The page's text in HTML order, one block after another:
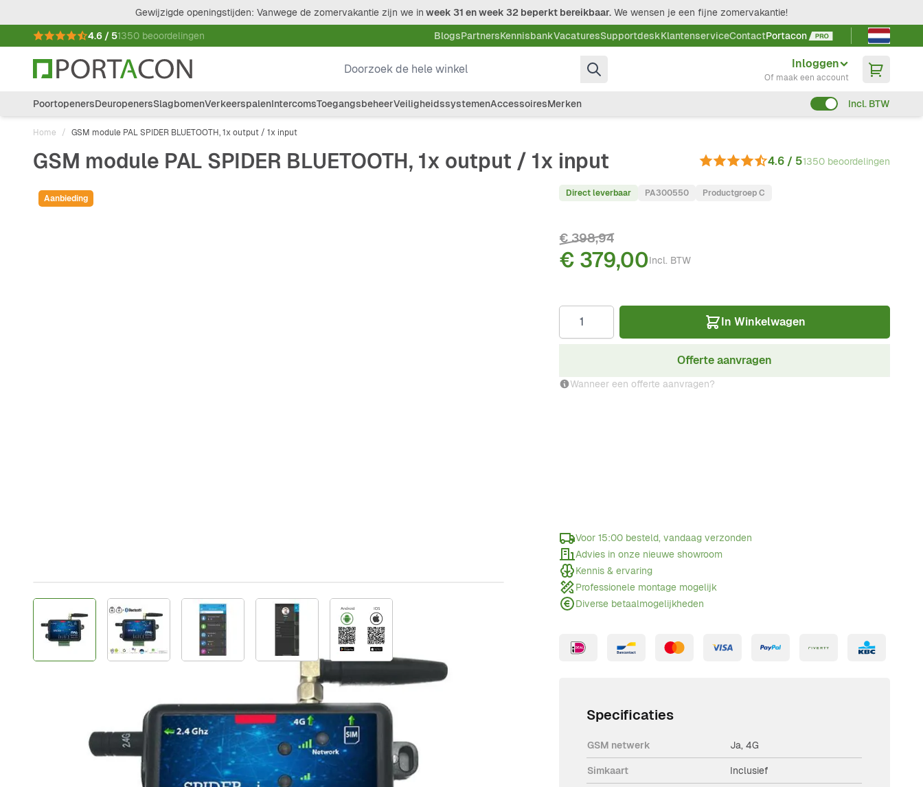
Gewijzigde openingstijden: Vanwege de zomervakantie zijn we in week 31 en week 32 beperkt bereikbaar. We wensen je een fijne zomervakantie!
4.6 / 51350 beoordelingen BlogsPartnersKennisbankVacaturesSupportdeskKlantenserviceContactPortacon
Taal kiezen
Doorzoek de hele winkel
Inloggen
Of maak een account
PoortopenersDeuropenersSlagbomenVerkeerspalenIntercomsToegangsbeheerVeiligheidssystemenAccessoiresMerken Incl. BTW
Home / GSM module PAL SPIDER BLUETOOTH, 1x output / 1x input
GSM module PAL SPIDER BLUETOOTH, 1x output / 1x input 4.6 / 51350 beoordelingen
Aanbieding
View larger imageView larger imageView larger imageView larger imageView larger image
Direct leverbaar PA300550 Productgroep C
€ 398,94
Incl. BTW
€ 379,00
In Winkelwagen
Offerte aanvragen
Wanneer een offerte aanvragen?
Voor 15:00 besteld, vandaag verzonden
Advies in onze nieuwe showroom
Kennis & ervaring
Professionele montage mogelijk
Diverse betaalmogelijkheden
Bediening via App
Beheer via webinterface
Complete toegangscontrole
Onbeperkt aantal gebruikers
Specificaties
GSM netwerk Ja, 4G
Simkaart Inclusief